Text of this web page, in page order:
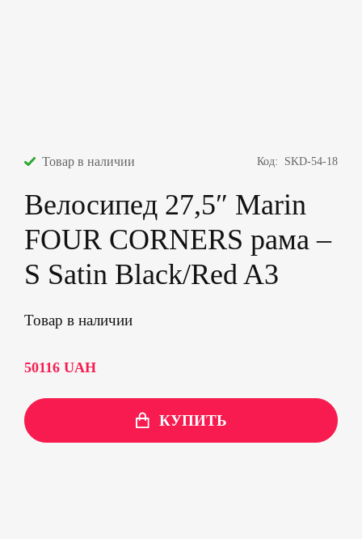
Товар в наличии Код: SKD-54-18
Велосипед 27,5″ Marin
FOUR CORNERS рама –
S Satin Black/Red A3
Товар в наличии
50116 UAH
КУПИТЬ